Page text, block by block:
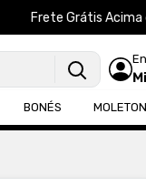
Frete Grátis
BONÉS